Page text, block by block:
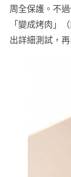
周全保護。不
「變成烤肉」
出詳細測試，